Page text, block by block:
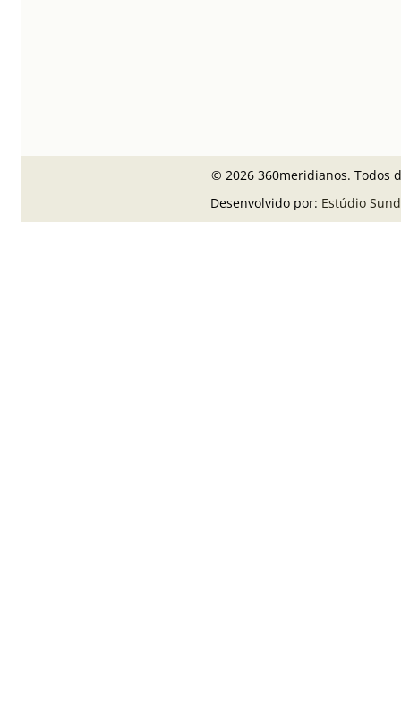
© 2026 360meridianos. Todos
Desenvolvido por: Estúdio